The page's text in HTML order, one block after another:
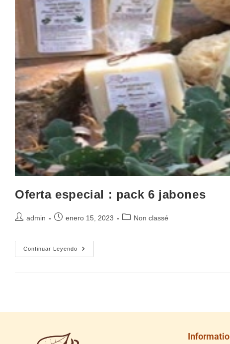
Oferta especial : pack 6 jabones
admin enero 15, 2023 Non classé
Continuar Leyendo